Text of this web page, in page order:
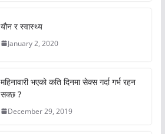
यौन र स्वास्थ्य
January 2, 2020
महिनावारी भएको कति दिनमा सेक्स गर्दा गर्भ रहन
सक्छ ?
December 29, 2019